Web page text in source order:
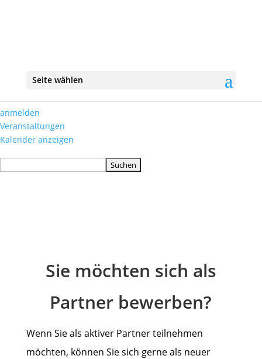
anmelden
Veranstaltungen
Kalender anzeigen
Suchen
Seite wählen
Sie möchten sich als
Partner bewerben?
Wenn Sie als aktiver Partner teilnehmen
möchten, können Sie sich gerne als neuer